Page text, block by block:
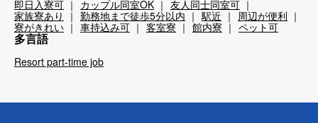
即日入寮可
カップル同室OK
友人同士同室可
家族寮あり
勤務地まで徒歩5分以内 駅近
周辺が便利
寮がきれい
車持込み可 客室寮 館内寮 ペット可
多言語
Resort part-time job